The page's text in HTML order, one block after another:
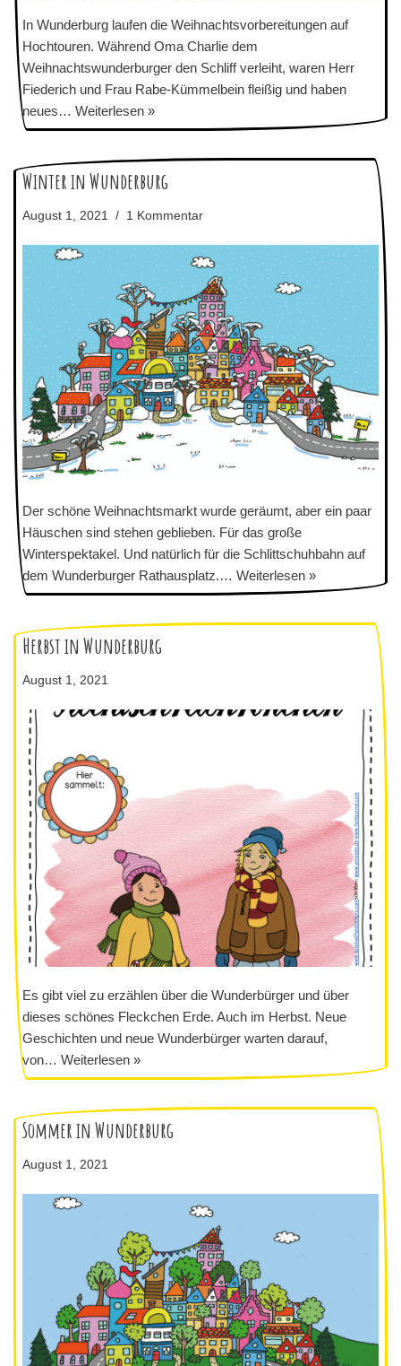
In Wunderburg laufen die Weihnachtsvorbereitungen auf
Hochtouren. Während Oma Charlie dem
Weihnachtswunderburger den Schliff verleiht, waren Herr
Fiederich und Frau Rabe-Kümmelbein fleißig und haben
neues… Weiterlesen »
Winter in Wunderburg
August 1, 2021 1 Kommentar
Der schöne Weihnachtsmarkt wurde geräumt, aber ein paar
Häuschen sind stehen geblieben. Für das große
Winterspektakel. Und natürlich für die Schlittschuhbahn auf
dem Wunderburger Rathausplatz.… Weiterlesen »
Herbst in Wunderburg
August 1, 2021
Es gibt viel zu erzählen über die Wunderbürger und über
dieses schönes Fleckchen Erde. Auch im Herbst. Neue
Geschichten und neue Wunderbürger warten darauf,
von… Weiterlesen »
Sommer in Wunderburg
August 1, 2021